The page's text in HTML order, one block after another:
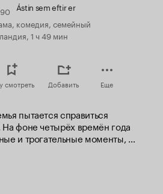
Ástin sem eftir er
комедия, семейный
1 ч 49 мин
смотреть Добавить Еще
пытается справиться
фоне четырёх времён года
и трогательные моменты,
горечью угасшей любви и общих